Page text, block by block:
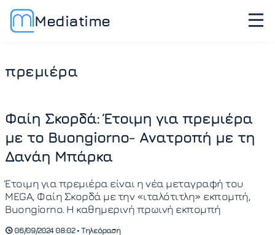
Mediatime
πρεμιέρα
Φαίη Σκορδά: Έτοιμη για πρεμιέρα
με το Buongiorno- Ανατροπή με τη
Δανάη Μπάρκα
Έτοιμη για πρεμιέρα είναι η νέα μεταγραφή του
MEGA, Φαίη Σκορδά με την «ιταλότιτλη» εκπομπή,
Buongiorno. Η καθημερινή πρωινή εκπομπή
06/09/2024 08:02 • Τηλεόραση